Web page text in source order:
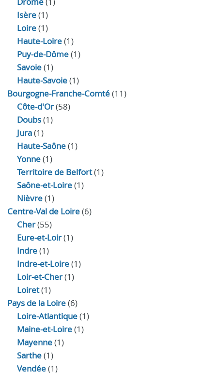
Isère(1)
Loire(1)
Haute-Loire(1)
Puy-de-Dôme(1)
Savoie(1)
Haute-Savoie(1)
Bourgogne-Franche-Comté(11)
Côte-d'Or(58)
Doubs(1)
Jura(1)
Haute‑Saône(1)
Yonne(1)
Territoire de Belfort(1)
Saône-et-Loire(1)
Nièvre(1)
Centre-Val de Loire(6)
Cher(55)
Eure‑et‑Loir(1)
Indre(1)
Indre‑et‑Loire(1)
Loir‑et‑Cher(1)
Loiret(1)
Pays de la Loire(6)
Loire-Atlantique(1)
Maine-et-Loire(1)
Mayenne(1)
Sarthe(1)
Vendée(1)